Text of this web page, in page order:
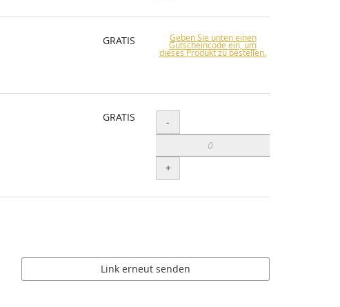
GRATIS Geben Sie unten einen
Gutscheincode ein, um
dieses Produkt zu bestellen.
GRATIS Menge
-
+
Link erneut senden